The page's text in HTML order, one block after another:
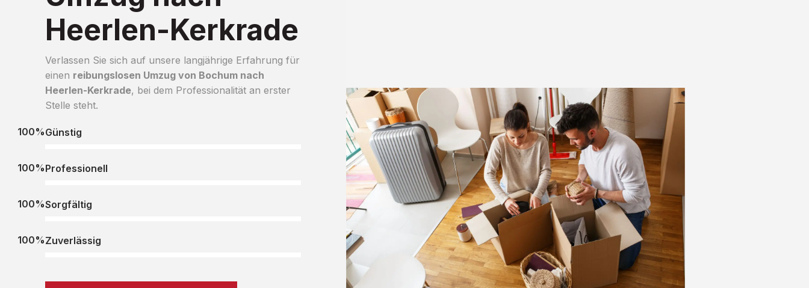
Heerlen-Kerkrade
Verlassen Sie sich auf unsere langjährige Erfahrung für
einen reibungslosen Umzug von Bochum nach
Heerlen-Kerkrade, bei dem Professionalität an erster
Stelle steht.
Günstig
100%
Professionell
100%
Sorgfältig
100%
Zuverlässig
100%